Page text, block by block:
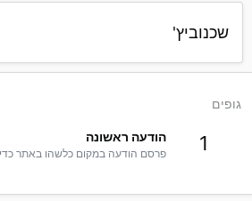
שכנוביץ'
גופים
1 הודעה ראשונה
פרסם הודעה במקום כלשהו באתר